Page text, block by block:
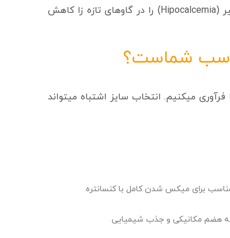
جذب بالای کلسیم از صدف معدنی، ریسک ابتلا به تب شیر (Hipocalcemia) را در گاوهای تازه زا کاهش
شماست؟
میکنیم. انتخاب سایز اشتباه میتواند
برای میکس شدن کامل با کنسانتره
هضم مکانیکی و جذب شیمیایی